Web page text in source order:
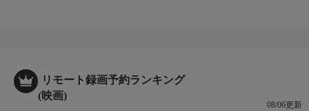
リモート録画予約ランキング
(映画)
08/06更新